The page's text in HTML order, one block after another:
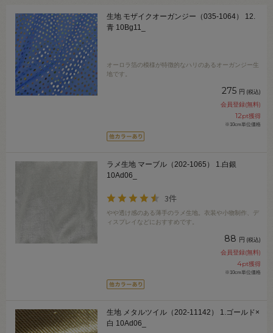
生地 モザイクオーガンジー（035-1064） 12.
青 10Bg11_
オーロラ箔の模様が特徴的なハリのあるオーガンジー生
地です。
275 円 (税込)
会員登録(無料)
12pt獲得
※10cm単位価格
ラメ生地 マーブル（202-1065） 1.白銀
10Ad06_
3件
やや透け感のある薄手のラメ生地。衣装や小物制作、デ
ィスプレイなどにおすすめです。
88 円 (税込)
会員登録(無料)
4pt獲得
※10cm単位価格
生地 メタルツイル（202-11142） 1.ゴールド×
白 10Ad06_